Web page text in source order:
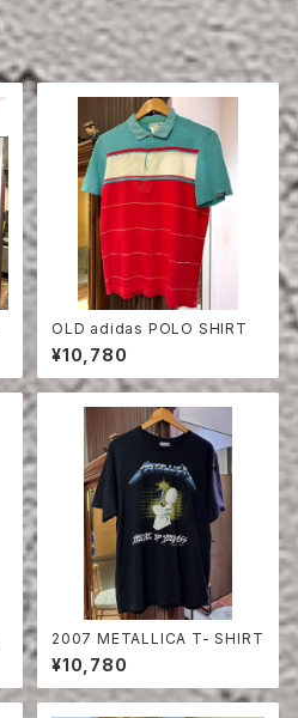
OLD adidas POLO SHIRT
¥10,780
2007 METALLICA T- SHIRT
¥10,780